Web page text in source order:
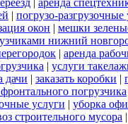
| аренда
| погрузо-разгрузочные
окон | мешки
нижний
| аренда
| услуги
дачи | заказать коробки |
погрузчика
услуги | уборка
строительного мусора